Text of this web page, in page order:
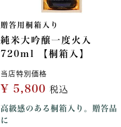
贈答用桐箱入り
純米大吟醸一度火入
720ml 【桐箱入】
当店特別価格
¥ 5,800 税込
高級感のある桐箱入り。贈答品
に